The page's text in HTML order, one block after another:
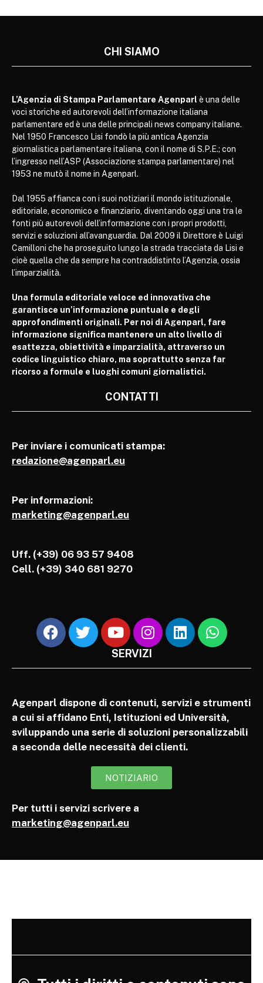
CHI SIAMO
L’Agenzia di Stampa Parlamentare Agenparl è una delle
voci storiche ed autorevoli dell’informazione italiana
parlamentare ed è una delle principali news company italiane.
Nel 1950 Francesco Lisi fondò la più antica Agenzia
giornalistica parlamentare italiana, con il nome di S.P.E.; con
l’ingresso nell’ASP (Associazione stampa parlamentare) nel
1953 ne mutò il nome in Agenparl.
Dal 1955 affianca con i suoi notiziari il mondo istituzionale,
editoriale, economico e finanziario, diventando oggi una tra le
fonti più autorevoli dell’informazione con i propri prodotti,
servizi e soluzioni all’avanguardia. Dal 2009 il Direttore è Luigi
Camilloni che ha proseguito lungo la strada tracciata da Lisi e
cioè quella che da sempre ha contraddistinto l’Agenzia, ossia
l’imparzialità.
Una formula editoriale veloce ed innovativa che
garantisce un’informazione puntuale e degli
approfondimenti originali. Per noi di Agenparl, fare
informazione significa mantenere un alto livello di
esattezza, obiettività e imparzialità, attraverso un
codice linguistico chiaro, ma soprattutto senza far
ricorso a formule e luoghi comuni giornalistici.
CONTATTI
Per inviare i comunicati stampa:
redazione@agenparl.eu
Per informazioni:
marketing@agenparl.eu
Uff. (+39) 06 93 57 9408
Cell. (+39) 340 681 9270
SERVIZI
Agenparl dispone di contenuti, servizi e strumenti
a cui si affidano Enti, Istituzioni ed Università,
sviluppando una serie di soluzioni personalizzabili
a seconda delle necessità dei clienti.
NOTIZIARIO
Per tutti i servizi scrivere a
marketing@agenparl.eu